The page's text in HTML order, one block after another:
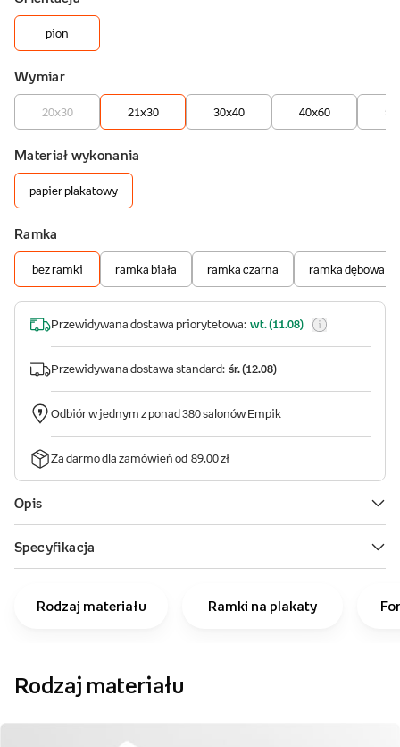
Rodzaj materiału Ramki na plakaty
Rodzaj materiału